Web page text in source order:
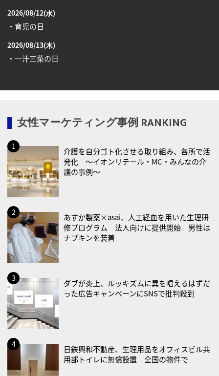
2026/08/12(水)
・育児の日
2026/08/13(木)
・一汁三菜の日
・減塩の日
・防犯の日
2026/08/19(水)
・世界人道デー
・食育の日
2026/08/21(金)
・献血の日
2026/08/22(土)
・禁煙の日
・不眠の日
・乳酸菌の日
2026/08/25(火)
・いたわり肌の日
2026/08/26(水)
・風呂の日
女性マーケティング事例 RANKING
介護を自分ゴト化させる取り組み、各所で活
発化 〜イオンリテール・MC・みんなの介
護の事例〜
あすか製薬×asai、人工経血を用いた生理研
修プログラム 法人向けに提供開始 男性は
ナプキンを装着
ダブが炎上、ルッキズムに異を唱えるはずだ
った広告キャンペーンにSNSで批判殺到
日鉄興和不動産、生理用品をオフィスビル共
用部トイレに無償設置 全国の物件で